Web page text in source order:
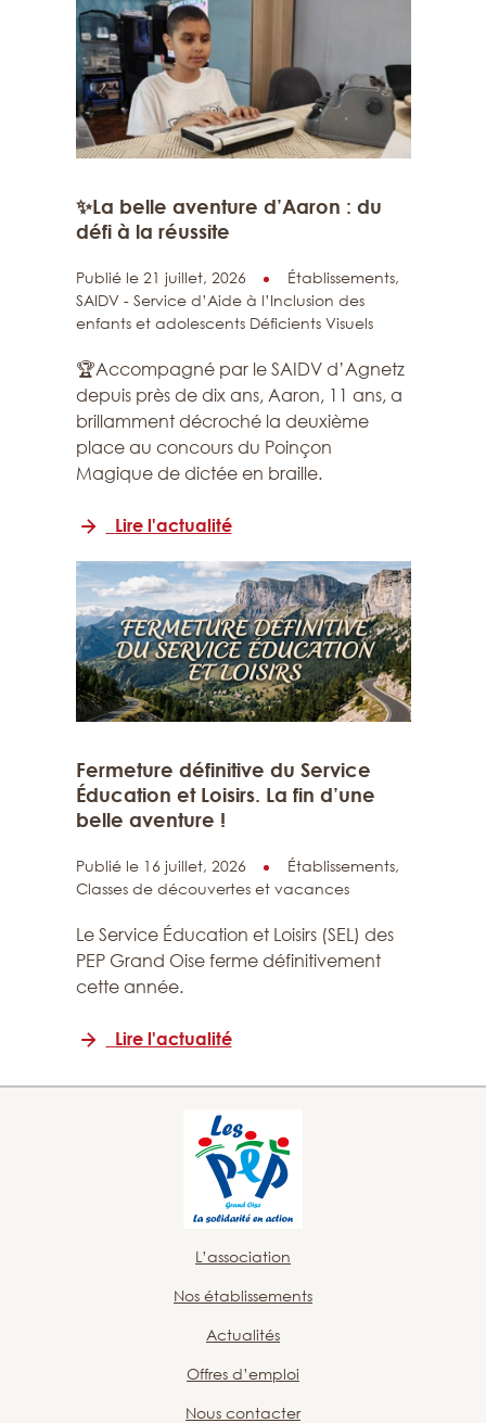
✨La belle aventure d’Aaron : du
défi à la réussite
Publié le 21 juillet, 2026
Établissements,
SAIDV - Service d’Aide à l’Inclusion des
enfants et adolescents Déficients Visuels
🏆Accompagné par le SAIDV d’Agnetz
depuis près de dix ans, Aaron, 11 ans, a
brillamment décroché la deuxième
place au concours du Poinçon
Magique de dictée en braille.
Lire l'actualité
Fermeture définitive du Service
Éducation et Loisirs. La fin d’une
belle aventure !
Publié le 16 juillet, 2026
Établissements,
Classes de découvertes et vacances
Le Service Éducation et Loisirs (SEL) des
PEP Grand Oise ferme définitivement
cette année.
Lire l'actualité
L’association
Nos établissements
Actualités
Offres d’emploi
Nous contacter